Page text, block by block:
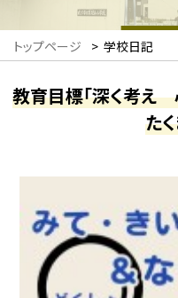
トップページ > 学校日記
教育目標「深く考
た